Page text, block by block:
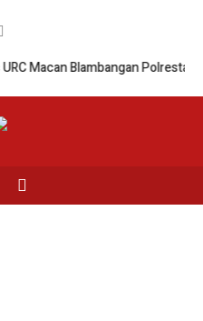
Blambangan Polresta